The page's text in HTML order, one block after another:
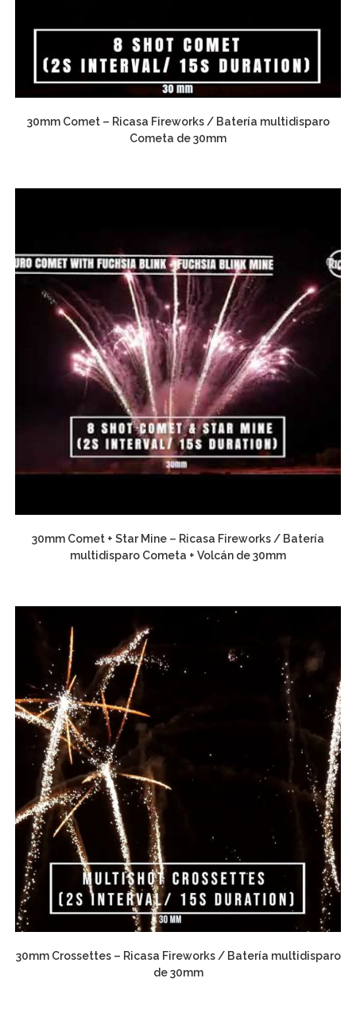
30mm Comet – Ricasa Fireworks / Batería multidisparo
Cometa de 30mm
30mm Comet + Star Mine – Ricasa Fireworks / Batería
multidisparo Cometa + Volcán de 30mm
30mm Crossettes – Ricasa Fireworks / Batería multidisparo
de 30mm